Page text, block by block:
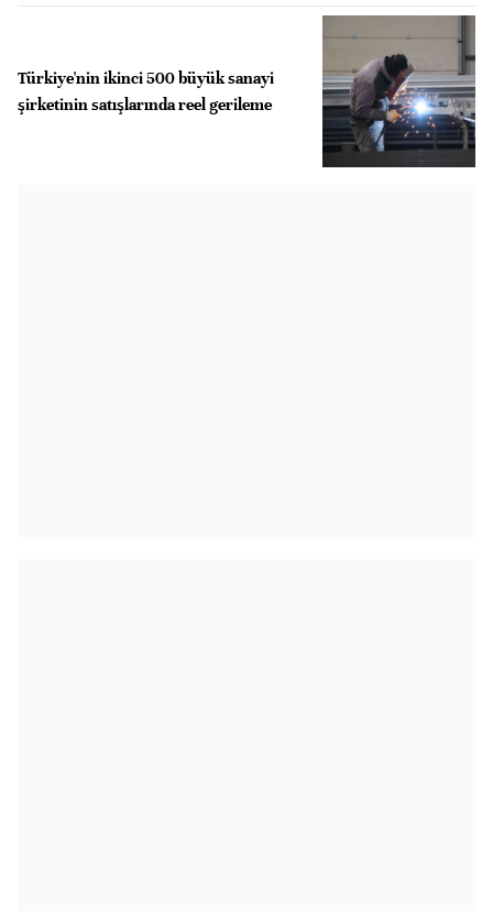
Türkiye'nin ikinci 500 büyük sanayi
şirketinin satışlarında reel gerileme